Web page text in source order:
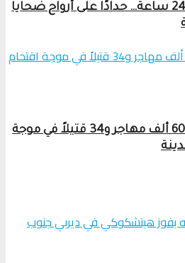
لوبوكلاج .. يوقف النشر 24 ساعة… حدادًا على أرواح ضحايا
رئيس سبتة يكشف عن 60 ألف مهاجر و34 قتيلاً في موجة